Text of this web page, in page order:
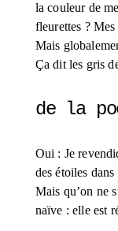
la couleur de
fleurettes ?
Mais
Ça dit les gris
de la
Oui : Je
des étoiles
Mais qu’on ne
naïve : elle est